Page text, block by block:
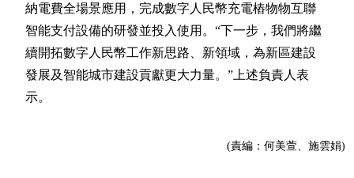
納電費全場景應用，完成數字人民幣充電樁物物互聯
智能支付設備的研發並投入使用。“下一步，我們將繼
續開拓數字人民幣工作新思路、新領域，為新區建設
發展及智能城市建設貢獻更大力量。”上述負責人表
示。
(責編：何美萱、施雲娟)